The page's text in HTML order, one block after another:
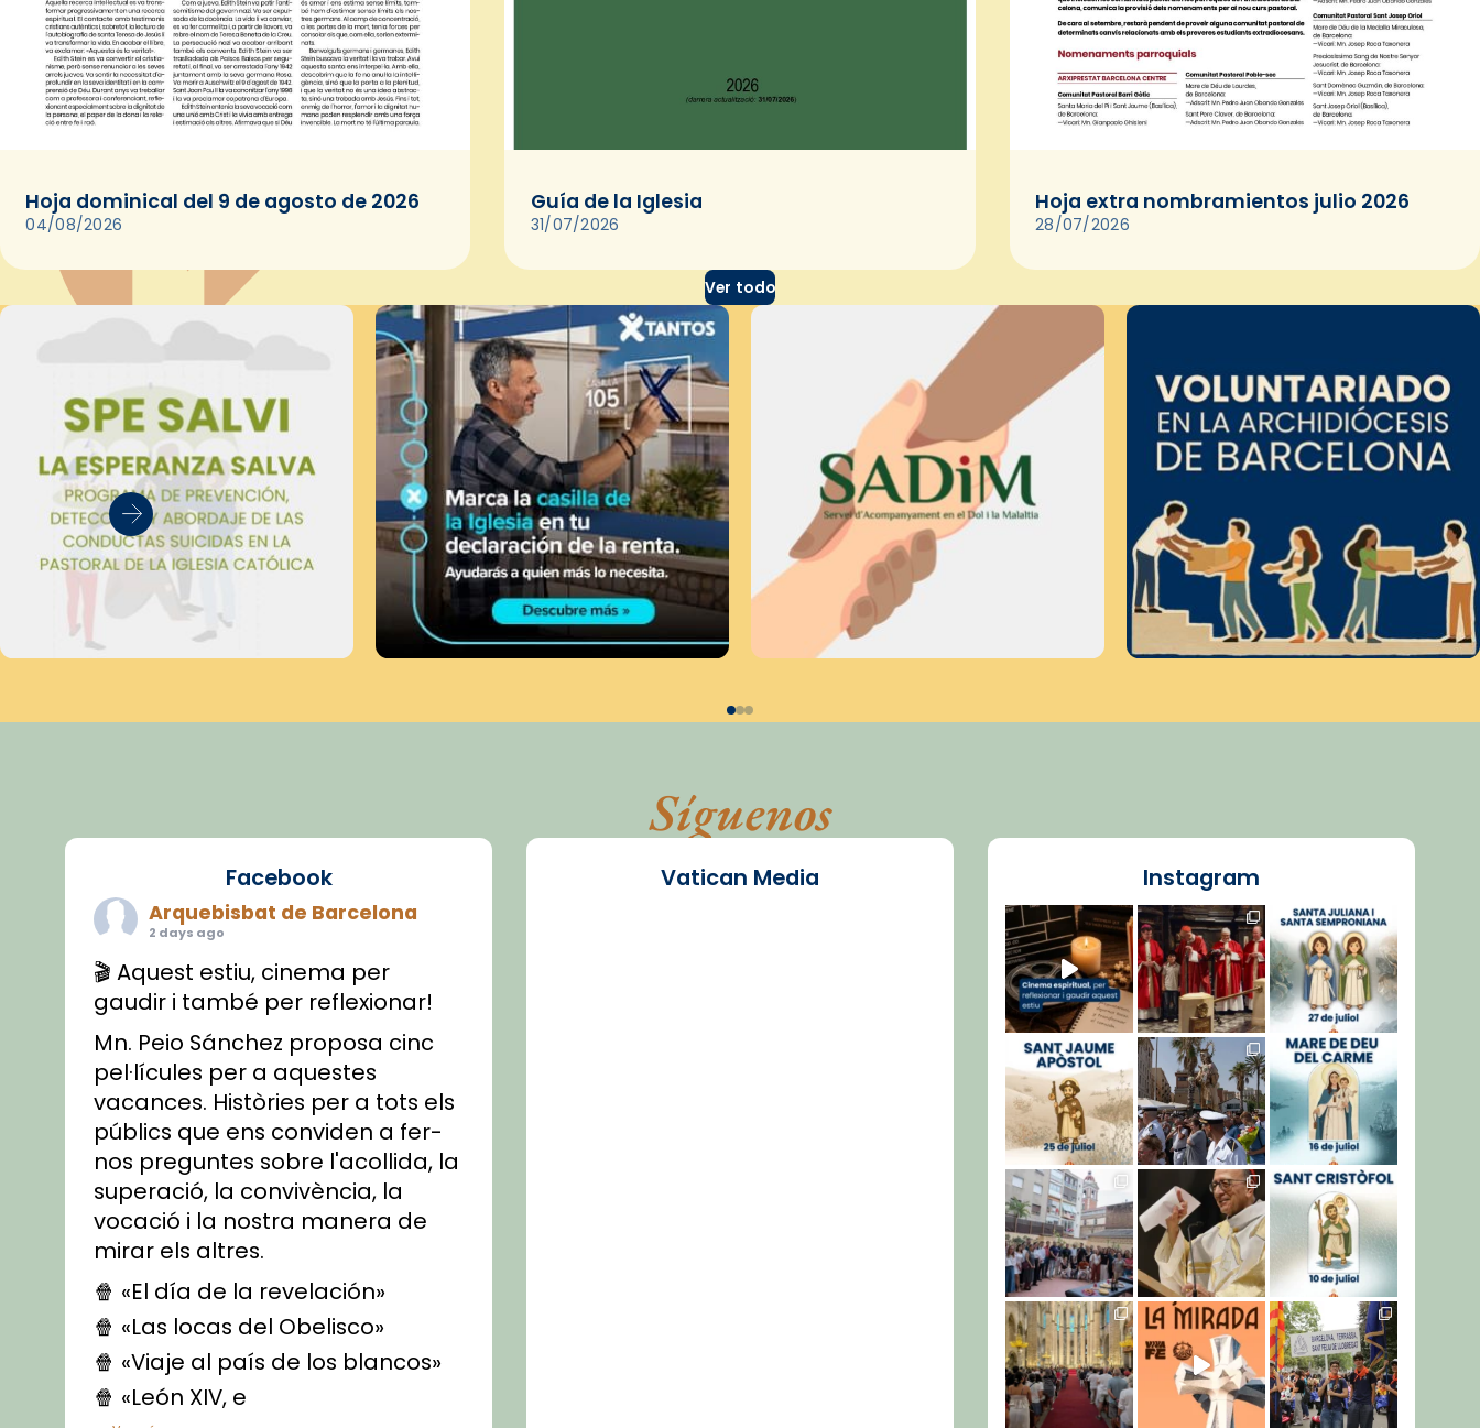
Hoja dominical del 9 de agosto de 2026
04/08/2026
Guía de la Iglesia
31/07/2026
Hoja extra nombramientos julio 2026
28/07/2026
Ver todo
Síguenos
Facebook
Arquebisbat de Barcelona
2 days ago
🎬 Aquest estiu, cinema per
gaudir i també per reflexionar!
Mn. Peio Sánchez proposa cinc
pel·lícules per a aquestes
vacances. Històries per a tots els
públics que ens conviden a fer-
nos preguntes sobre l'acollida, la
superació, la convivència, la
vocació i la nostra manera de
mirar els altres.
🍿 «El día de la revelación»
🍿 «Las locas del Obelisco»
🍿 «Viaje al país de los blancos»
🍿 «León XIV, e
Vatican Media Instagram